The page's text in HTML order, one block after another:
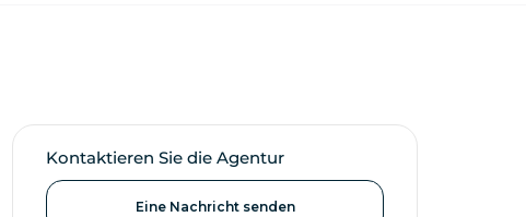
Kontaktieren Sie die Agentur
Eine Nachricht senden